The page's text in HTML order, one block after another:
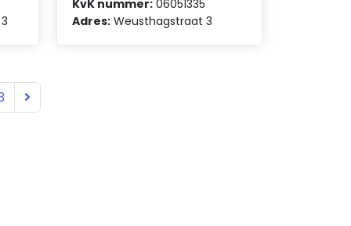
KvK nummer: 06051335
Adres: Weusthagstraat 3